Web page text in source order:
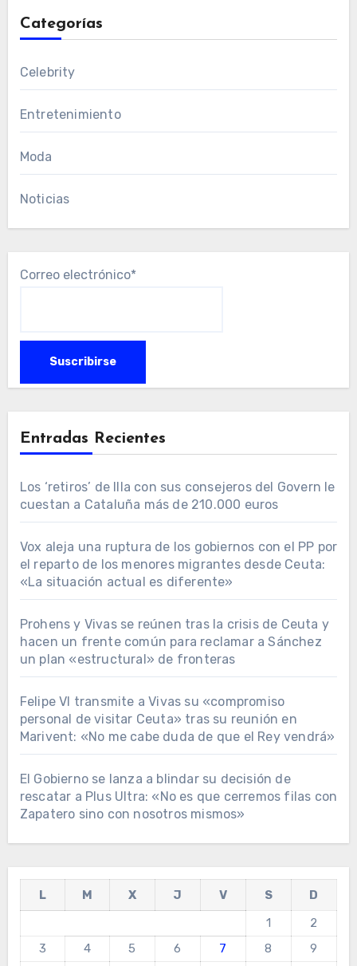
Categorías
Celebrity
Entretenimiento
Moda
Noticias
Correo electrónico*
Entradas Recientes
Los ‘retiros’ de Illa con sus consejeros del Govern le
cuestan a Cataluña más de 210.000 euros
Vox aleja una ruptura de los gobiernos con el PP por
el reparto de los menores migrantes desde Ceuta:
«La situación actual es diferente»
Prohens y Vivas se reúnen tras la crisis de Ceuta y
hacen un frente común para reclamar a Sánchez
un plan «estructural» de fronteras
Felipe VI transmite a Vivas su «compromiso
personal de visitar Ceuta» tras su reunión en
Marivent: «No me cabe duda de que el Rey vendrá»
El Gobierno se lanza a blindar su decisión de
rescatar a Plus Ultra: «No es que cerremos filas con
Zapatero sino con nosotros mismos»
L M X J V S
D
1
2
3
4 5 6 7 8
9